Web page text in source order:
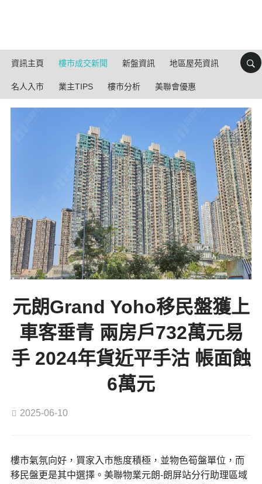
資訊主頁 樓市成交新聞 新盤資訊 地區屋苑資訊
名人入市 業主TIPS 樓市分析 美聯會優惠
元朗Grand Yoho移民盤獲上
車客垂青 兩房戶732萬元易
手 2024年貨近平手沽 帳面蝕
6萬元
2025-06-10
樓市氣氛向好，買家入市態度積極，並物色筍盤單位，而
移民盤更是其中選擇。美聯物業元朗-朗屏站分行助理區域